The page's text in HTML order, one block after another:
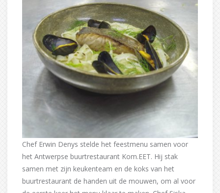
Chef Erwin Denys stelde het feestmenu samen voor
het Antwerpse buurtrestaurant Kom.EET. Hij stak
samen met zijn keukenteam en de koks van het
buurtrestaurant de handen uit de mouwen, om al voor